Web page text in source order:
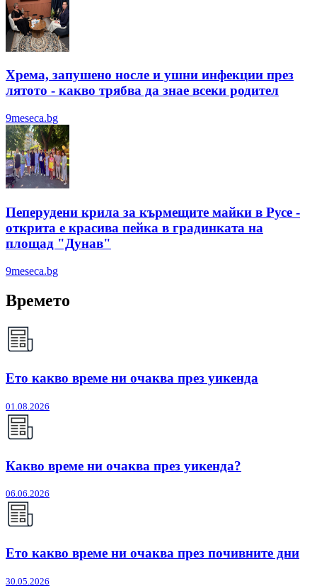
Хрема, запушено носле и ушни инфекции през
лятотo - какво трябва да знае всеки родител
9meseca.bg
Пеперудени крила за кърмещите майки в Русе -
открита е красива пейка в градинката на
площад "Дунав"
9meseca.bg
Времето
Ето какво време ни очаква през уикенда
01.08.2026
Какво време ни очаква през уикенда?
06.06.2026
Ето какво време ни очаква през почивните дни
30.05.2026